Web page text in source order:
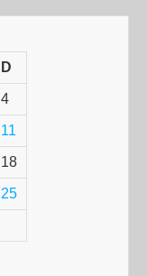
D
4
11
18
25